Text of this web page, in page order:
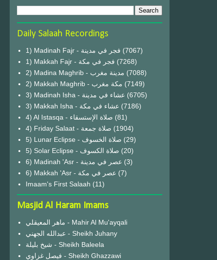
Daily Salaah Recordings
1) Madinah Fajr - فجر في مدينة (7067)
1) Makkah Fajr - فجر في مكة (7268)
2) Madina Maghrib - مدينة مغرب (7088)
2) Makkah Maghrib - مكة مغرب (7149)
3) Madinah Isha - عشاء في مدينة (6705)
3) Makkah Isha - عشاء في مكة (7186)
4) Al Istasqa - صلاة الإستسقاء (81)
4) Friday Salaat - صلاة جمعة (1904)
5) Lunar Eclipse - صلاة الخسوف (29)
(20)
6) Madinah 'Asr - عصر في مدينة (3)
6) Makkah 'Asr - عصر في مكة (7)
Imaam's First Salaah (11)
Masjid Al Haram Imams
ماهر المعيقلي - Mahir Al Mu'ayqali
عبدالله الجهني - Sheikh Juhany
شيخ بليلة - Sheikh Baleela
فيصل غزاوي - Sheikh Ghazzawi